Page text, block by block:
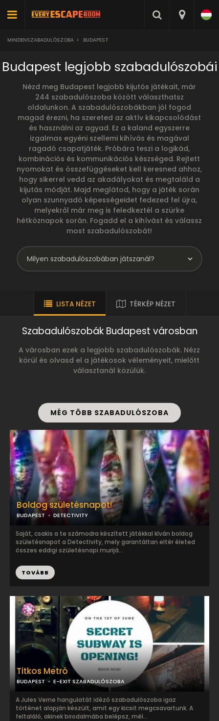
MINDENSZABADULÓSZOBA > BUDAPEST
Budapest legjobb szabadulószobái
Nézd meg Budapest legjobb kijutós játékait, már
244 szabadulószoba között választhatsz
oldalunkon. A szabadulószobákban jól fogod
magad érezni, ha szereted az aktív kikapcsolódást
és használni az agyad. Ez a kaland egyszerre
izgalmas egyéni szellemi kihívás és magával
ragadó csapatjáték. Próbára teszi a logikád,
kombinációs és kommunikációs készséged. Rejtett
nyomokat és összefüggéseket kell keresned ahhoz,
hogy sikerrel vedd az akadályokat és megtaláld a
kijutás módját. Majd meglátod, hogy a játék során
olyan szunnyadó képességeidet fedezed fel újra,
melyekről már meg is feledkeztél a szürke
hétköznapok során. Fogadd el a kihívást és válassz
most szabadulószobát!
LISTA NÉZET TÉRKÉP NÉZET
Szabadulószobák Budapest városban
A városban ezek a legjobb szabadulószobák. Nézz
körül és olvasd el a játékosok véleményeit, mielőtt
választanál közülük.
Titkos Metró
BUDAPEST E-EXIT SZABADULÓSZOBA
A Jules Verne hangulatát idéző szabadulószoba igaz
történet alapján készült, amit egy kicsit megcsavartunk. A
feltaláló, akinek birodalmába belépsz, mél...
Boldog születésnapot!
BUDAPEST DETECTIVITY
Saját, csakis a te számodra készített játékkal kíván boldog
születésnapot a Detectivity, mely garantáltan eltér életed
összes eddigi születésnapi murijá...
TOVÁBB
MÉG TÖBB SZABADULÓSZOBA